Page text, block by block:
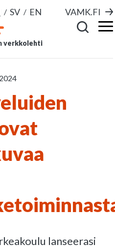
SV EN VAMK.FI
verkkolehti
lanseerasi